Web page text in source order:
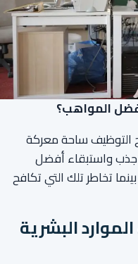
المواهب؟
التوظيف ساحة معركة
جذب واستبقاء أفضل
تخاطر تلك التي تكافح
البشرية